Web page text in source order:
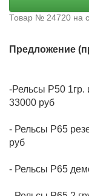
Товар № 24720 на
Предложение
-Рельсы Р50
- Рельсы Р65